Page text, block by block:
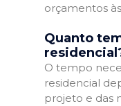
orçamentos
Quanto
O tempo
residencial
projeto e das